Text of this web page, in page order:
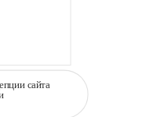
сайта